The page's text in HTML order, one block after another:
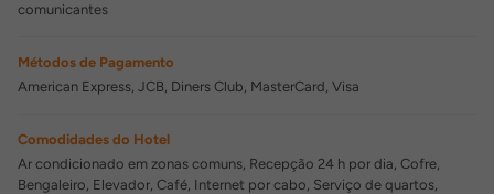
comunicantes
Métodos de Pagamento
American Express, JCB, Diners Club, MasterCard, Visa
Comodidades do Hotel
Ar condicionado em zonas comuns, Recepção 24 h por dia, Cofre,
Bengaleiro, Elevador, Café, Internet por cabo, Serviço de quartos,